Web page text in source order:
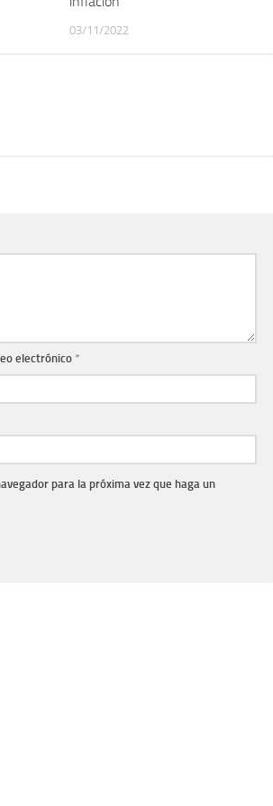
03/11/2022
electrónico *
para la próxima vez que haga un